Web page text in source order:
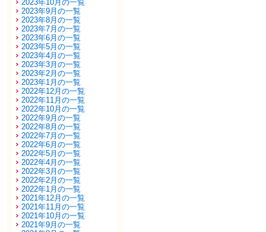
2023年10月の一覧
2023年9月の一覧
2023年8月の一覧
2023年7月の一覧
2023年6月の一覧
2023年5月の一覧
2023年4月の一覧
2023年3月の一覧
2023年2月の一覧
2023年1月の一覧
2022年12月の一覧
2022年11月の一覧
2022年10月の一覧
2022年9月の一覧
2022年8月の一覧
2022年7月の一覧
2022年6月の一覧
2022年5月の一覧
2022年4月の一覧
2022年3月の一覧
2022年2月の一覧
2022年1月の一覧
2021年12月の一覧
2021年11月の一覧
2021年10月の一覧
2021年9月の一覧